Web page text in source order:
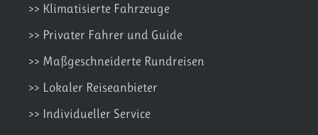
>> Klimatisierte Fahrzeuge
>> Privater Fahrer und Guide
>> Maßgeschneiderte Rundreisen
>> Lokaler Reiseanbieter
>> Individueller Service